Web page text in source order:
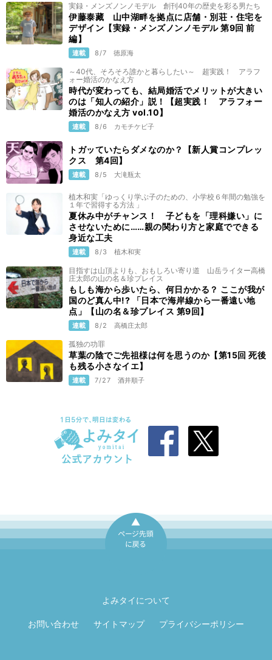
実録・メンズノンノモデル 創刊40年の歴史を彩る男たち
伊藤泰藏 山中湖畔を拠点に店舗・別荘・住宅を
デザイン【実録・メンズノンノモデル 第9回 前
編】
連載 8/7 徳原海
～40代、そろそろ誰かと暮らしたい～ 超実践！ アラフ
ォー婚活のかなえ方
時代が変わっても、結局婚活でメリットが大きい
のは「知人の紹介」説！【超実践！ アラフォー
婚活のかなえ方 vol.10】
連載 8/6 カモチケビ子
トガッていたらダメなのか？【新人賞コンプレッ
クス 第4回】
連載 8/5 大滝瓶太
植木和実「ゆっくり学ぶ子のための、小学校６年間の勉強を
１年で習得する方法 」
夏休み中がチャンス！ 子どもを「理科嫌い」に
させないために……親の関わり方と家庭でできる
身近な工夫
連載 8/3 植木和実
目指すは山頂よりも、おもしろい寄り道 山岳ライター高橋
庄太郎の山の名＆珍プレイス
もしも海から歩いたら、何日かかる？ ここが我が
国のど真ん中!? 「日本で海岸線から一番遠い地
点」【山の名＆珍プレイス 第9回】
連載 8/2 高橋庄太郎
孤独の功罪
草葉の陰でご先祖様は何を思うのか【第15回 死後
も残る小さなイエ】
連載 7/27 酒井順子
よみタイについて
お問い合わせ サイトマップ プライバシーポリシー